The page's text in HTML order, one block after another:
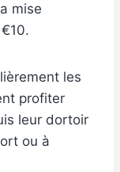
mise
les
profiter
leur dortoir
ou à